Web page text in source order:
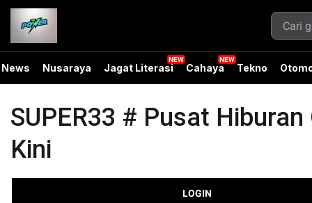
News Nusaraya Jagat Literasi Cahaya Tekno
SUPER33 # Pusat
Kini
LOGIN